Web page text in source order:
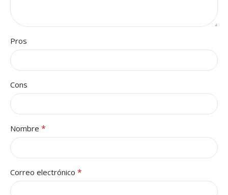
Pros
Cons
Nombre *
Correo electrónico *